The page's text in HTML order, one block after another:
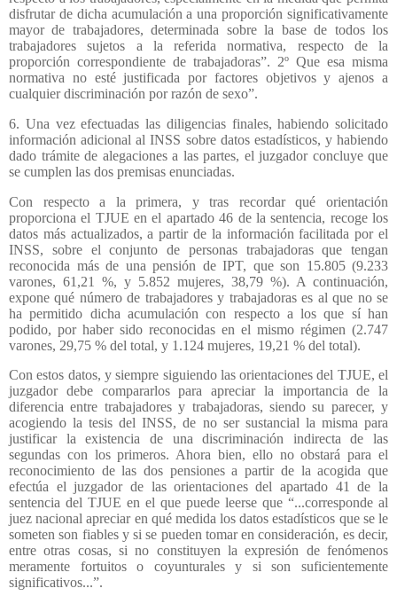
disfrutar de dicha acumulación a una proporción significativamente
mayor de trabajadores, determinada sobre la base de todos los
trabajadores sujetos a la referida normativa, respecto de la
proporción correspondiente de trabajadoras”. 2º Que esa misma
normativa no esté justificada por factores objetivos y ajenos a
cualquier discriminación por razón de sexo”.
6. Una vez efectuadas las diligencias finales, habiendo solicitado
información adicional al INSS sobre datos estadísticos, y habiendo
dado trámite de alegaciones a las partes, el juzgador concluye que
se cumplen las dos premisas enunciadas.
Con respecto a la primera, y tras recordar qué orientación
proporciona el TJUE en el apartado 46 de la sentencia, recoge los
datos más actualizados, a partir de la información facilitada por el
INSS, sobre el conjunto de personas trabajadoras que tengan
reconocida más de una pensión de IPT, que son 15.805 (9.233
varones, 61,21 %, y 5.852 mujeres, 38,79 %). A continuación,
expone qué número de trabajadores y trabajadoras es al que no se
ha permitido dicha acumulación con respecto a los que sí han
podido, por haber sido reconocidas en el mismo régimen (2.747
varones, 29,75 % del total, y 1.124 mujeres, 19,21 % del total).
Con estos datos, y siempre siguiendo las orientaciones del TJUE, el
juzgador debe compararlos para apreciar la importancia de la
diferencia entre trabajadores y trabajadoras, siendo su parecer, y
acogiendo la tesis del INSS, de no ser sustancial la misma para
justificar la existencia de una discriminación indirecta de las
segundas con los primeros. Ahora bien, ello no obstará para el
reconocimiento de las dos pensiones a partir de la acogida que
efectúa el juzgador de las orientaciones del apartado 41 de la
sentencia del TJUE en el que puede leerse que “...corresponde al
juez nacional apreciar en qué medida los datos estadísticos que se le
someten son fiables y si se pueden tomar en consideración, es decir,
entre otras cosas, si no constituyen la expresión de fenómenos
meramente fortuitos o coyunturales y si son suficientemente
significativos...”.